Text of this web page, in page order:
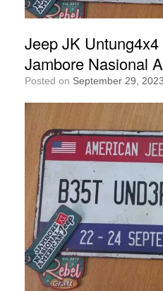
Jeep JK
Jambore Nasional
Posted on September 29, 2023